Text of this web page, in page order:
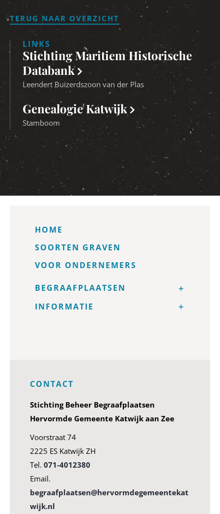
TERUG NAAR OVERZICHT
LINKS
Stichting Maritiem Historische
Databank
Leendert Buizerdszoon van der Plas
Genealogie Katwijk
Stamboom
HOME
SOORTEN GRAVEN
VOOR ONDERNEMERS
BEGRAAFPLAATSEN
INFORMATIE
CONTACT
Stichting Beheer Begraafplaatsen
Hervormde Gemeente Katwijk aan Zee
Voorstraat 74
2225 ES Katwijk ZH
Tel. 071-4012380
Email.
begraafplaatsen@hervormdegemeentekat
wijk.nl